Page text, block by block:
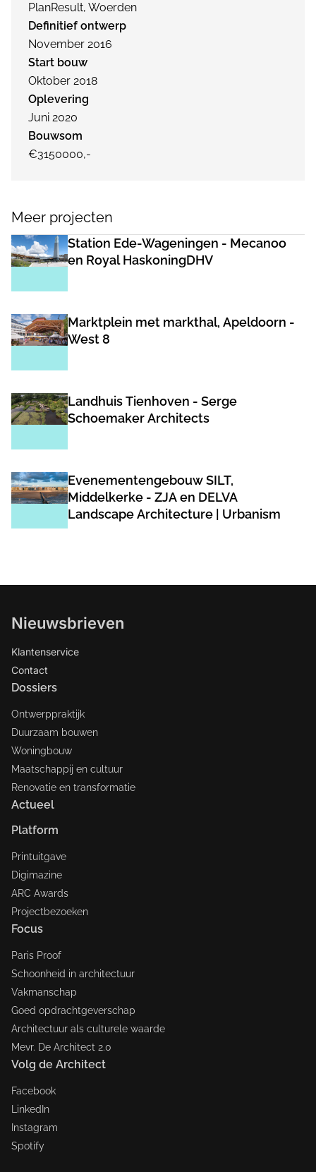
PlanResult, Woerden
Definitief ontwerp
November 2016
Start bouw
Oktober 2018
Oplevering
Juni 2020
Bouwsom
€3150000,-
Meer projecten
Station Ede-Wageningen - Mecanoo
en Royal HaskoningDHV
Marktplein met markthal, Apeldoorn -
West 8
Landhuis Tienhoven - Serge
Schoemaker Architects
Evenementengebouw SILT,
Middelkerke - ZJA en DELVA
Landscape Architecture | Urbanism
Nieuwsbrieven
Klantenservice
Contact
Dossiers
Ontwerppraktijk
Duurzaam bouwen
Woningbouw
Maatschappij en cultuur
Renovatie en transformatie
Actueel
Platform
Printuitgave
Digimazine
ARC Awards
Projectbezoeken
Focus
Paris Proof
Schoonheid in architectuur
Vakmanschap
Goed opdrachtgeverschap
Architectuur als culturele waarde
Mevr. De Architect 2.0
Volg de Architect
Facebook
LinkedIn
Instagram
Spotify